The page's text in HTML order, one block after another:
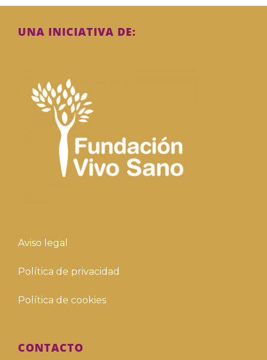
UNA INICIATIVA DE:
Aviso legal
Política de privacidad
Política de cookies
CONTACTO